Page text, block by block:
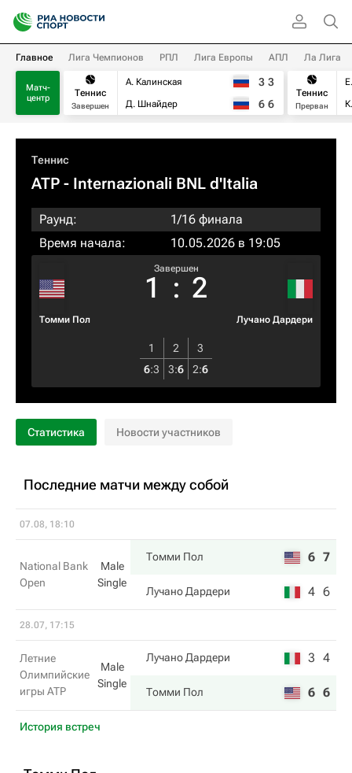
Главное Лига Чемпионов РПЛ Лига Европы АПЛ Ла Лига
Матч-
центр
Теннис
Завершен
А. Калинская
Д. Шнайдер
3 3
6 6
Теннис
Прерван
Теннис
ATP - Internazionali BNL d'Italia
Раунд:
1/16 финала
Время начала:
10.05.2026 в 19:05
Томми Пол
Завершен
1 : 2
Лучано Дардери
1 2
3
6:3 3:6 2:6
Статистика Новости участников
Последние матчи между собой
07.08, 18:10
National Bank
Open
Male
Single
Томми Пол 6 7
Лучано Дардери 4 6
28.07, 17:15
Летние
Олимпийские
игры ATP
Male
Single
Лучано Дардери 3 4
Томми Пол 6 6
История встреч